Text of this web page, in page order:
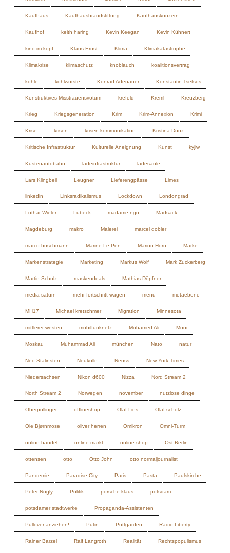
Klimakrise klimaschutz knoblauch koalitionsvertrag
kohle kohlwürste Konrad Adenauer Konstantin Tsetsos
Konstruktives Misstrauensvotum krefeld Kreml Kreuzberg
Krieg Kriegsgeneration Krim Krim-Annexion
Krise krisen krisen-kommunikation Kristina Dunz
Kritische Infrastruktur Kulturelle Aneignung Kunst kyjiw
Küstenautobahn ladeinfrastruktur ladesäule
Lars Klingbeil Leugner Lieferengpässe Limes
linkedin Linksradikalismus Lockdown Londongrad
Lothar Wieler Lübeck madame ngo Madsack
Magdeburg makro Malerei marcel dobler
marco buschmann Marine Le Pen Marion Horn
Markenstrategie Marketing Markus Wolf Mark Zuckerberg
Martin Schulz maskendeals Mathias Döpfner
media saturn mehr fortschritt wagen menü
MH17 Michael kretschmer Migration Minnesota
mittlerer westen mobilfunknetz Mohamed Ali Moor
Moskau Muhammad Ali münchen Nato
Neo-Stalinsten Neukölln Neuss New York Times
Niedersachsen Nikon d600 Nizza Nord Stream 2
North Stream 2 Norwegen november nutzlose dinge
Oberpollinger offlineshop Olaf Lies Olaf scholz
Ole Bjørnmose oliver herren Omikron Omni-Turm
online-handel online-markt online-shop Ost-Berlin
ottensen Otto John otto normaljournalist
Pandemie Paradise City Paris Pasta Paulskirche
Peter Nogly Politik porsche-klaus potsdam
potsdamer stadtwerke Propaganda-Assistenten
Pullover anziehen! Putin Puttgarden Radio Liberty
Rainer Barzel Ralf Langroth Realität Rechtspopulismus
Referenzen Reinhard Gehlen René Benko
Rhein-Main-Gebiet Robert Habeck Robert Schneider
Ronnie Hellström roy Lichtenstein Rudi Kargus
Russisches Roulette Russland Russophilie Römer